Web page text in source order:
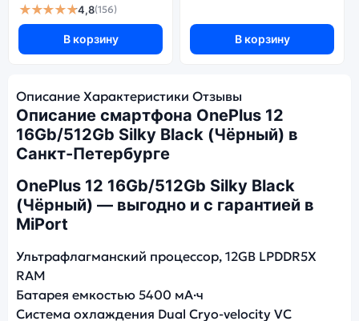
★★★★★4,8(156)
В корзину В корзину
Описание Характеристики Отзывы
Описание смартфона OnePlus 12
16Gb/512Gb Silky Black (Чёрный) в
Санкт-Петербурге
OnePlus 12 16Gb/512Gb Silky Black
(Чёрный) — выгодно и с гарантией в
MiPort
Ультрафлагманский процессор, 12GB LPDDR5X
RAM
Батарея емкостью 5400 мА·ч
Система охлаждения Dual Cryo-velocity VC